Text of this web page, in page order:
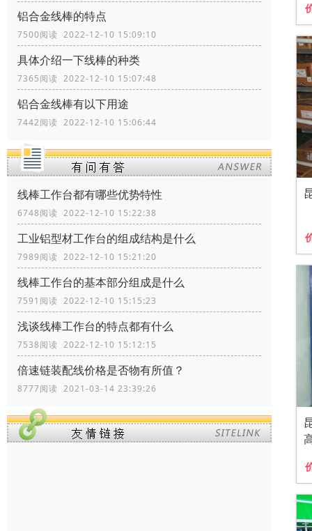
铝合金线棒的特点
7500阅读 2022-12-10 15:09:10
具体介绍一下线棒的种类
7365阅读 2022-12-10 15:07:48
铝合金线棒有以下用途
7442阅读 2022-12-10 15:06:44
线棒工作台都有哪些优势特性
6748阅读 2022-12-10 15:22:38
工业铝型材工作台的组成结构是什么
7989阅读 2022-12-10 15:21:20
线棒工作台的基本部分组成是什么
7591阅读 2022-12-10 15:15:23
浅谈线棒工作台的特点都有什么
7538阅读 2022-12-10 15:12:15
倍速链装配线价格是否物有所值？
8777阅读 2021-03-14 23:39:26